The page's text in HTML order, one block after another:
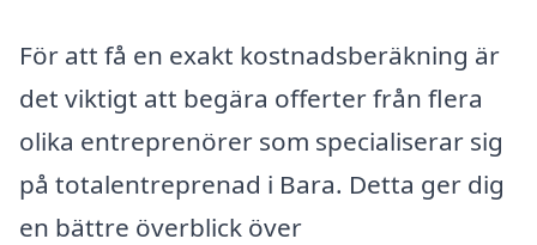
För att få en exakt kostnadsberäkning är
det viktigt att begära offerter från flera
olika entreprenörer som specialiserar sig
på totalentreprenad i Bara. Detta ger dig
en bättre överblick över